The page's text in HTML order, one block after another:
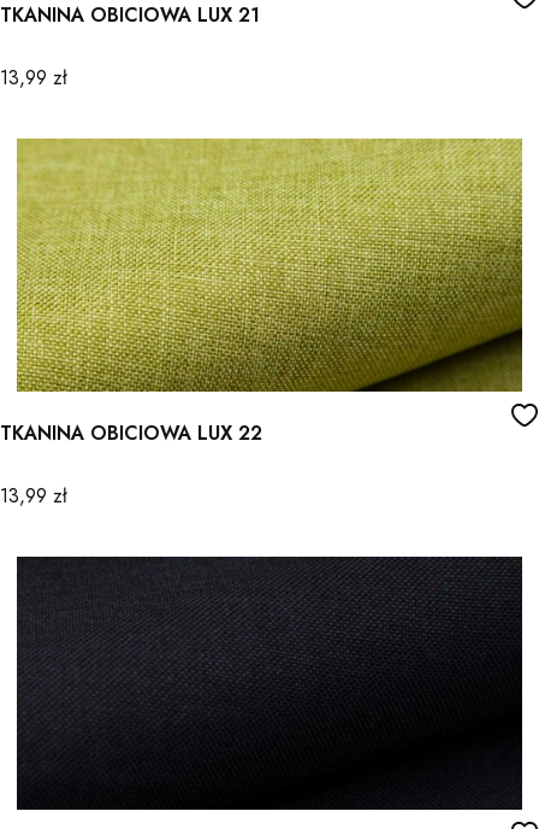
TKANINA OBICIOWA LUX 21
Cena
13,99 zł
TKANINA OBICIOWA LUX 22
Cena
13,99 zł